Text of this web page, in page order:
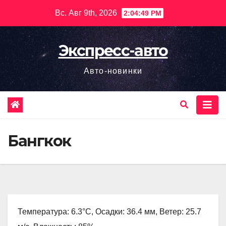
содержимому
Вс. Авг 9th, 2026 2:04:50 PM
Экспресс-авто
Авто-новинки
Бангкок
Температура: 6.3°C, Осадки: 36.4 мм, Ветер: 25.7